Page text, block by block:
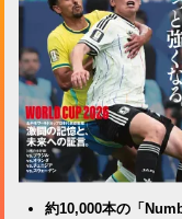
約10,000本の「